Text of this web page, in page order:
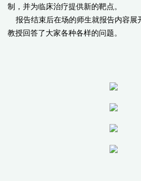
制，并为临床治疗提供新的靶点。
报告结束后在场的师生就报告内容展
教授回答了大家各种各样的问题。